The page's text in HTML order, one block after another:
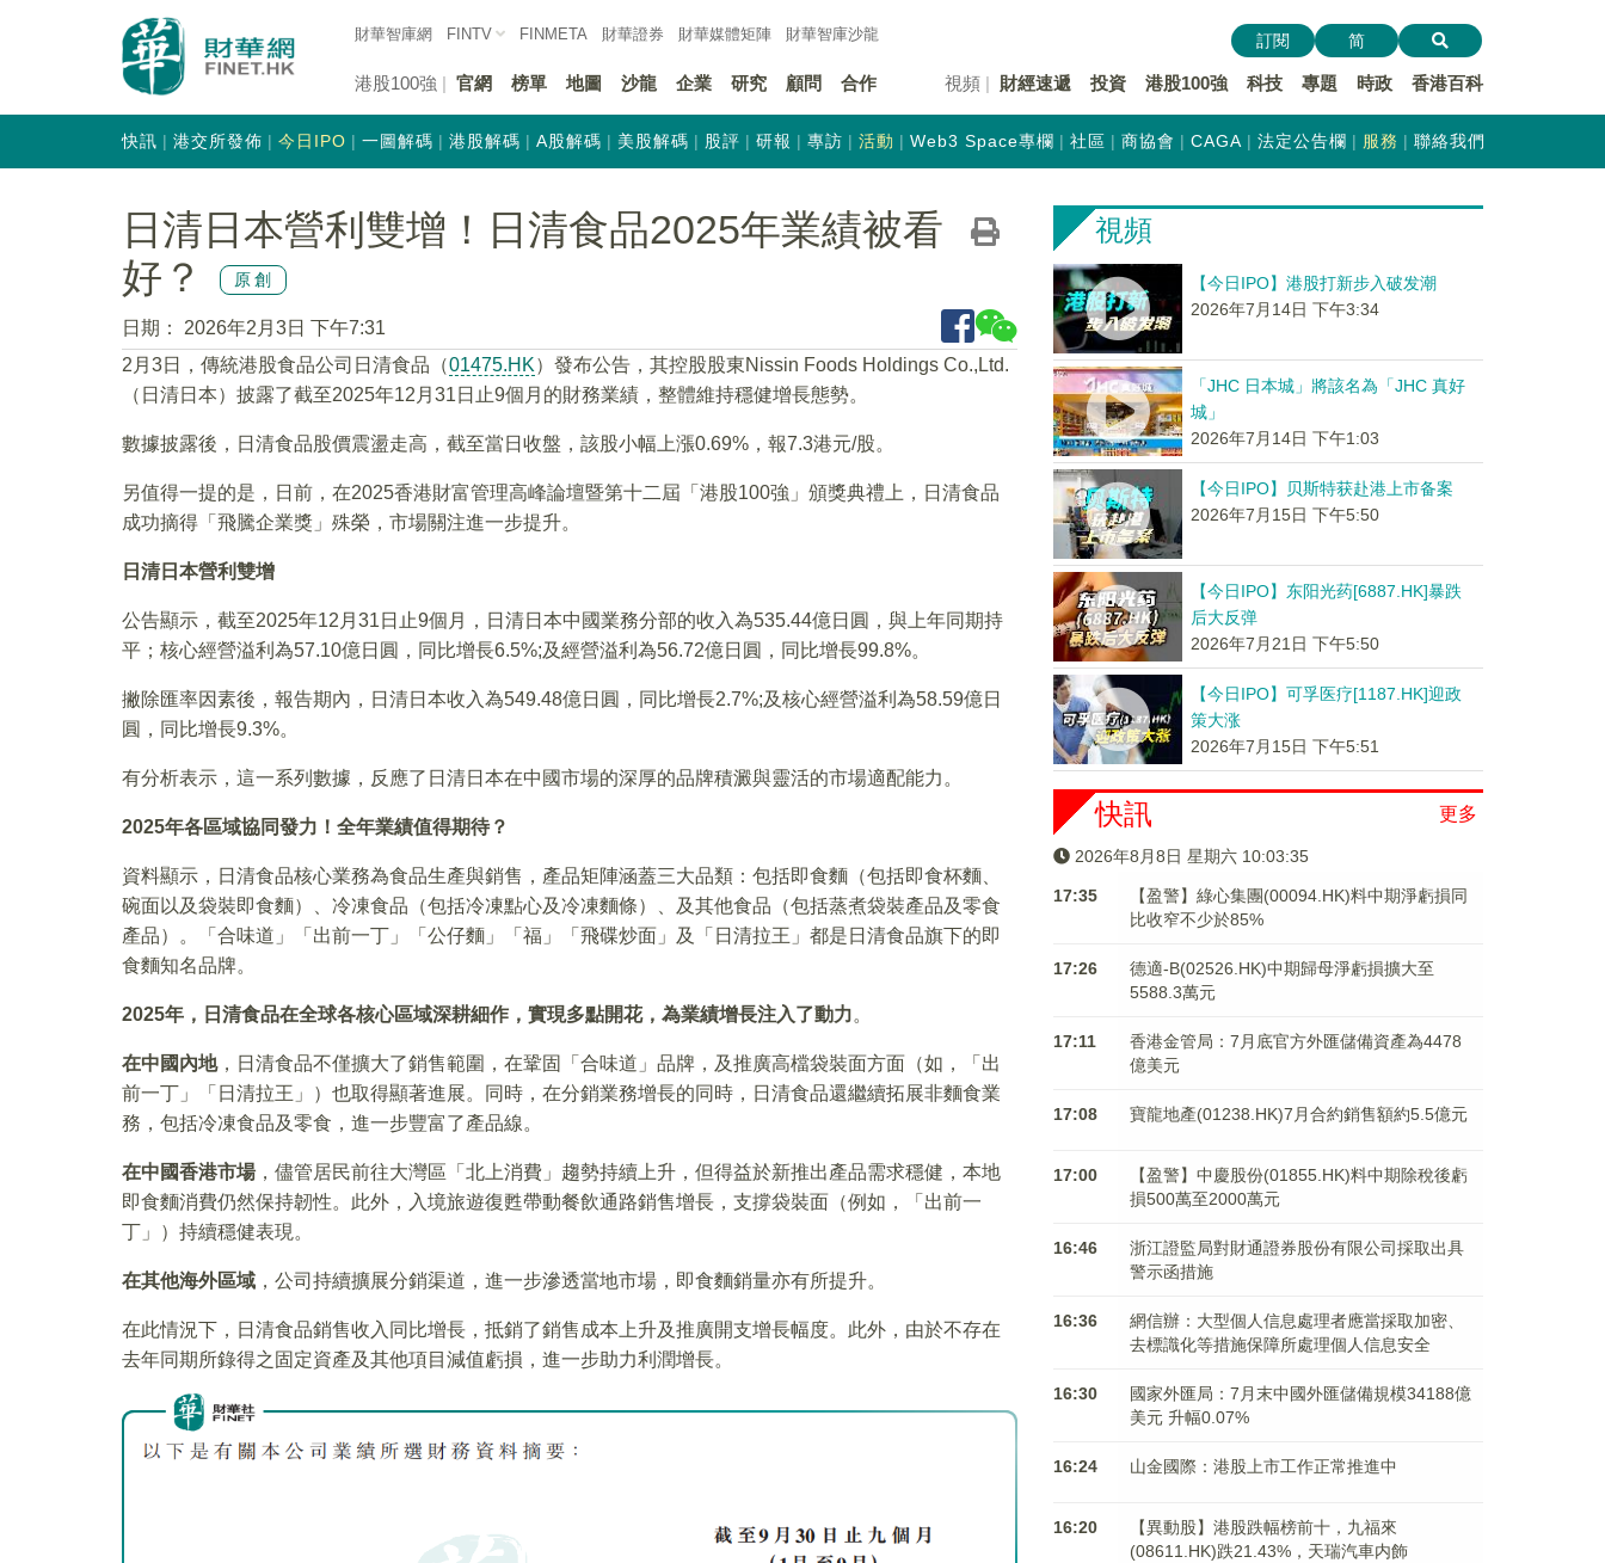
財華智庫網 FINTV FINMETA 財華證券 財華媒體矩陣 財華智庫沙龍
港股100強 官網 榜單 地圖 沙龍 企業 研究 顧問 合作 視頻 財經速遞 投資 港股100強 科技 專題 時政 香港百科
訂閱 简
快訊 港交所發佈 今日IPO 一圖解碼 港股解碼 A股解碼 美股解碼 股評 研報 專訪 活動 Web3 Space專欄 社區 商協會 CAGA 法定公告欄 服務 聯絡我們
日清日本營利雙增！日清食品2025年業績被看
好？
原創
日期：
2026年2月3日 下午7:31
2月3日，傳統港股食品公司日清食品（01475.HK）發布公告，其控股股東Nissin Foods Holdings Co.,Ltd.
（日清日本）披露了截至2025年12月31日止9個月的財務業績，整體維持穩健增長態勢。
數據披露後，日清食品股價震盪走高，截至當日收盤，該股小幅上漲0.69%，報7.3港元/股。
另值得一提的是，日前，在2025香港財富管理高峰論壇暨第十二屆「港股100強」頒獎典禮上，日清食品
成功摘得「飛騰企業獎」殊榮，市場關注進一步提升。
日清日本營利雙增
公告顯示，截至2025年12月31日止9個月，日清日本中國業務分部的收入為535.44億日圓，與上年同期持
平；核心經營溢利為57.10億日圓，同比增長6.5%;及經營溢利為56.72億日圓，同比增長99.8%。
撇除匯率因素後，報告期內，日清日本收入為549.48億日圓，同比增長2.7%;及核心經營溢利為58.59億日
圓，同比增長9.3%。
有分析表示，這一系列數據，反應了日清日本在中國市場的深厚的品牌積澱與靈活的市場適配能力。
2025年各區域協同發力！全年業績值得期待？
資料顯示，日清食品核心業務為食品生產與銷售，產品矩陣涵蓋三大品類：包括即食麵（包括即食杯麵、
碗面以及袋裝即食麵）、冷凍食品（包括冷凍點心及冷凍麵條）、及其他食品（包括蒸煮袋裝產品及零食
產品）。「合味道」「出前一丁」「公仔麵」「福」「飛碟炒面」及「日清拉王」都是日清食品旗下的即
食麵知名品牌。
2025年，日清食品在全球各核心區域深耕細作，實現多點開花，為業績增長注入了動力。
在中國內地，日清食品不僅擴大了銷售範圍，在鞏固「合味道」品牌，及推廣高檔袋裝面方面（如，「出
前一丁」「日清拉王」）也取得顯著進展。同時，在分銷業務增長的同時，日清食品還繼續拓展非麵食業
務，包括冷凍食品及零食，進一步豐富了產品線。
在中國香港市場，儘管居民前往大灣區「北上消費」趨勢持續上升，但得益於新推出產品需求穩健，本地
即食麵消費仍然保持韌性。此外，入境旅遊復甦帶動餐飲通路銷售增長，支撐袋裝面（例如，「出前一
丁」）持續穩健表現。
在其他海外區域 ，公司持續擴展分銷渠道，進一步滲透當地市場，即食麵銷量亦有所提升。
在此情況下，日清食品銷售收入同比增長，抵銷了銷售成本上升及推廣開支增長幅度。此外，由於不存在
去年同期所錄得之固定資產及其他項目減值虧損，進一步助力利潤增長。
視頻
【今日IPO】港股打新步入破发潮
2026年7月14日 下午3:34
「JHC 日本城」將該名為「JHC 真好
城」
2026年7月14日 下午1:03
【今日IPO】贝斯特获赴港上市备案
2026年7月15日 下午5:50
【今日IPO】东阳光药[6887.HK]暴跌
后大反弹
2026年7月21日 下午5:50
【今日IPO】可孚医疗[1187.HK]迎政
策大涨
2026年7月15日 下午5:51
更多
快訊
2026年8月8日 星期六 10:03:36
17:35
【盈警】綠心集團(00094.HK)料中期淨虧損同
比收窄不少於85%
17:26
德適-B(02526.HK)中期歸母淨虧損擴大至
5588.3萬元
17:11
香港金管局：7月底官方外匯儲備資產為4478
億美元
17:08 寶龍地產(01238.HK)7月合約銷售額約5.5億元
17:00
【盈警】中慶股份(01855.HK)料中期除稅後虧
損500萬至2000萬元
16:46
浙江證監局對財通證券股份有限公司採取出具
警示函措施
16:36
網信辦：大型個人信息處理者應當採取加密、
去標識化等措施保障所處理個人信息安全
16:30
國家外匯局：7月末中國外匯儲備規模34188億
美元 升幅0.07%
16:24 山金國際：港股上市工作正常推進中
16:20
【異動股】港股跌幅榜前十，九福來
(08611.HK)跌21.43%，天瑞汽車内飾